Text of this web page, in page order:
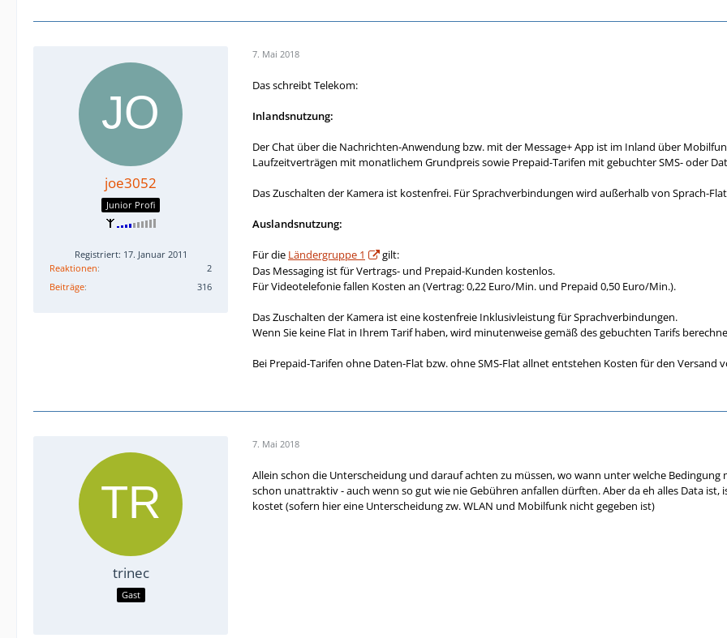
joe3052
Junior Profi
Registriert: 17. Januar 2011
Reaktionen
2
Beiträge
316
7. Mai 2018
Das schreibt Telekom:
Inlandsnutzung:
Der Chat über die Nachrichten-Anwendung bzw. mit der Message+ App ist im Inland über
Laufzeitverträgen mit monatlichem Grundpreis sowie Prepaid-Tarifen mit gebuchter SMS- oder
Das Zuschalten der Kamera ist kostenfrei. Für Sprachverbindungen wird außerhalb von Sprach-
Auslandsnutzung:
Für die Ländergruppe 1
gilt:
Das Messaging ist für Vertrags- und Prepaid-Kunden kostenlos.
Für Videotelefonie fallen Kosten an (Vertrag: 0,22 Euro/Min. und Prepaid 0,50 Euro/Min.).
Das Zuschalten der Kamera ist eine kostenfreie Inklusivleistung für Sprachverbindungen.
Wenn Sie keine Flat in Ihrem Tarif haben, wird minutenweise gemäß des gebuchten Tarifs
Bei Prepaid-Tarifen ohne Daten-Flat bzw. ohne SMS-Flat allnet entstehen Kosten für den Versand
trinec
Gast
7. Mai 2018
Allein schon die Unterscheidung und darauf achten zu müssen, wo wann unter welche
schon unattraktiv - auch wenn so gut wie nie Gebühren anfallen dürften. Aber da eh alles Data
kostet (sofern hier eine Unterscheidung zw. WLAN und Mobilfunk nicht gegeben ist)